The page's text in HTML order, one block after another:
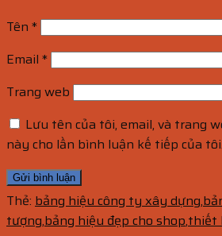
Tên *
Email *
Trang web
Lưu tên của tôi, email, và trang
này cho lần bình luận kế tiếp của tôi.
Thẻ: bảng hiệu công ty xây dựng,
tượng,bảng hiệu đẹp cho shop,thiết